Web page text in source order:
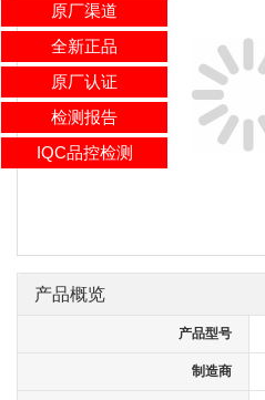
产品概览
产品型号
制造商
原厂渠道
全新正品
原厂认证
检测报告
IQC品控检测